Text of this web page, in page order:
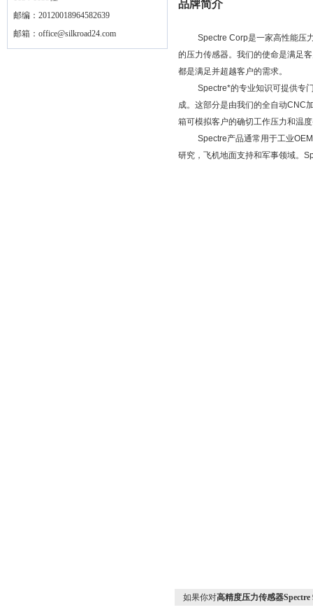
邮编：20120018964582639
邮箱： office@silkroad24.com
品牌简介
Spectre Corp是一家高性能压
的压力传感器。我们的使命是满足
都是满足并超越客户的需求。
Spectre*的专业知识可提供专
成。这部分是由我们的全自动CNC
箱可模拟客户的确切工作压力和温
Spectre产品通常用于工业OEM
研究，飞机地面支持和军事领域。
如果你对高精度压力传感器Spectre